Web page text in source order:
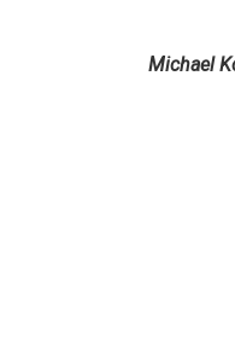
Michael